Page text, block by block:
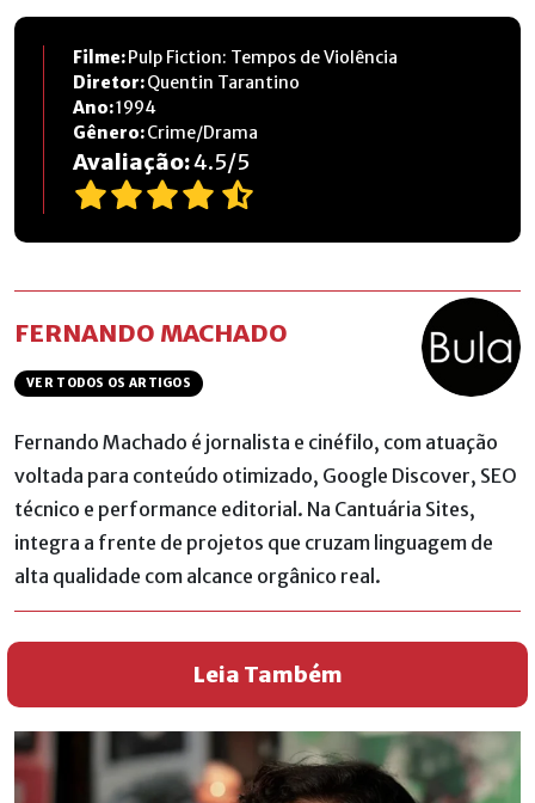
Filme:Pulp Fiction: Tempos de Violência
Diretor:Quentin Tarantino
Ano:1994
Gênero:Crime/Drama
Avaliação:4.5/5
FERNANDO MACHADO
VER TODOS OS ARTIGOS
Fernando Machado é jornalista e cinéfilo, com atuação
voltada para conteúdo otimizado, Google Discover, SEO
técnico e performance editorial. Na Cantuária Sites,
integra a frente de projetos que cruzam linguagem de
alta qualidade com alcance orgânico real.
Leia Também